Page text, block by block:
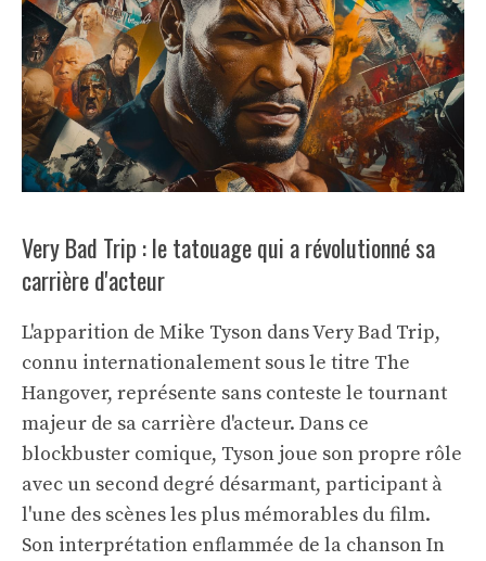
Very Bad Trip : le tatouage qui a révolutionné sa
carrière d'acteur
L'apparition de Mike Tyson dans Very Bad Trip,
connu internationalement sous le titre The
Hangover, représente sans conteste le tournant
majeur de sa carrière d'acteur. Dans ce
blockbuster comique, Tyson joue son propre rôle
avec un second degré désarmant, participant à
l'une des scènes les plus mémorables du film.
Son interprétation enflammée de la chanson In